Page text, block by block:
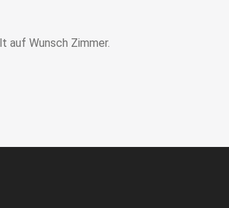
auf Wunsch Zimmer.